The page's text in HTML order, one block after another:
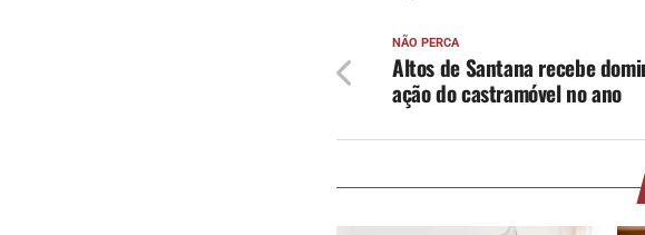
NÃO PERCA
Altos de Santana recebe
ação do castramóvel no ano